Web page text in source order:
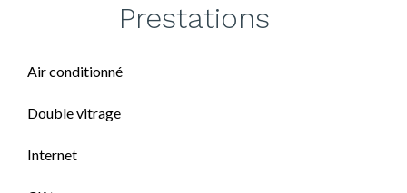
Prestations
Air conditionné
Double vitrage
Internet